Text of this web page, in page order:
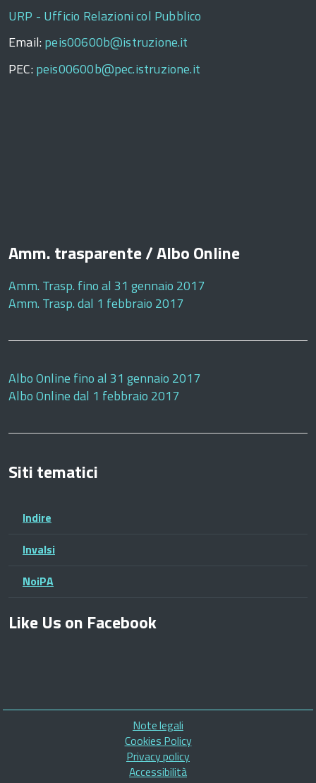
URP - Ufficio Relazioni col Pubblico
Email: peis00600b@istruzione.it
PEC: peis00600b@pec.istruzione.it
Amm. trasparente / Albo Online
Amm. Trasp. fino al 31 gennaio 2017
Amm. Trasp. dal 1 febbraio 2017
Albo Online fino al 31 gennaio 2017
Albo Online dal 1 febbraio 2017
Siti tematici
Indire
Invalsi
NoiPA
Like Us on Facebook
Piè
Note legali
Cookies Policy
Privacy policy
Accessibilità